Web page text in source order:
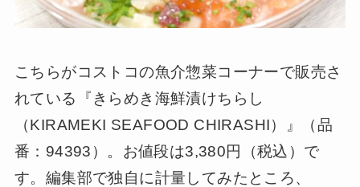
こちらがコストコの魚介惣菜コーナーで販売さ
れている『きらめき海鮮漬けちらし
（KIRAMEKI SEAFOOD CHIRASHI）』（品
番：94393）。お値段は3,380円（税込）で
す。編集部で独自に計量してみたところ、